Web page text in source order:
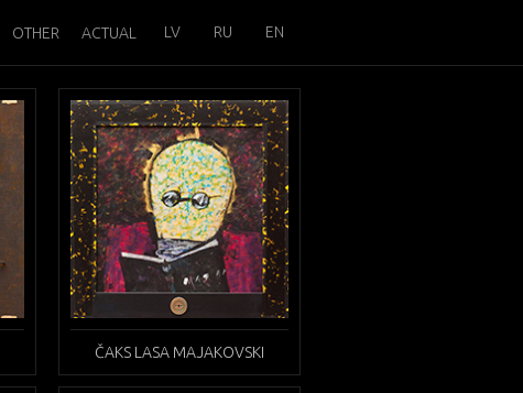
OTHER ACTUAL LV RU EN
ČAKS LASA MAJAKOVSKI